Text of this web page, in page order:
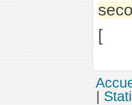
[
|